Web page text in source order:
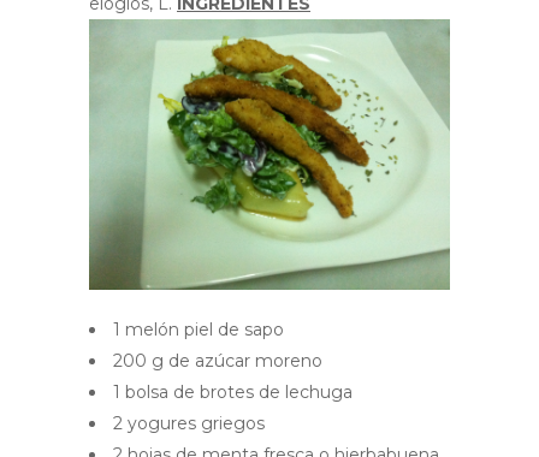
1 melón piel de sapo
200 g de azúcar moreno
1 bolsa de brotes de lechuga
2 yogures griegos